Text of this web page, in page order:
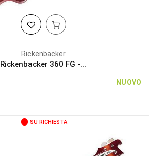
Rickenbacker
Rickenbacker 360 FG -...
NUOVO
SU RICHIESTA